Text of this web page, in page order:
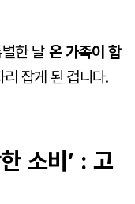
한 날 온 가족이 함
리 잡게 된 겁니다.
소비’ : 고